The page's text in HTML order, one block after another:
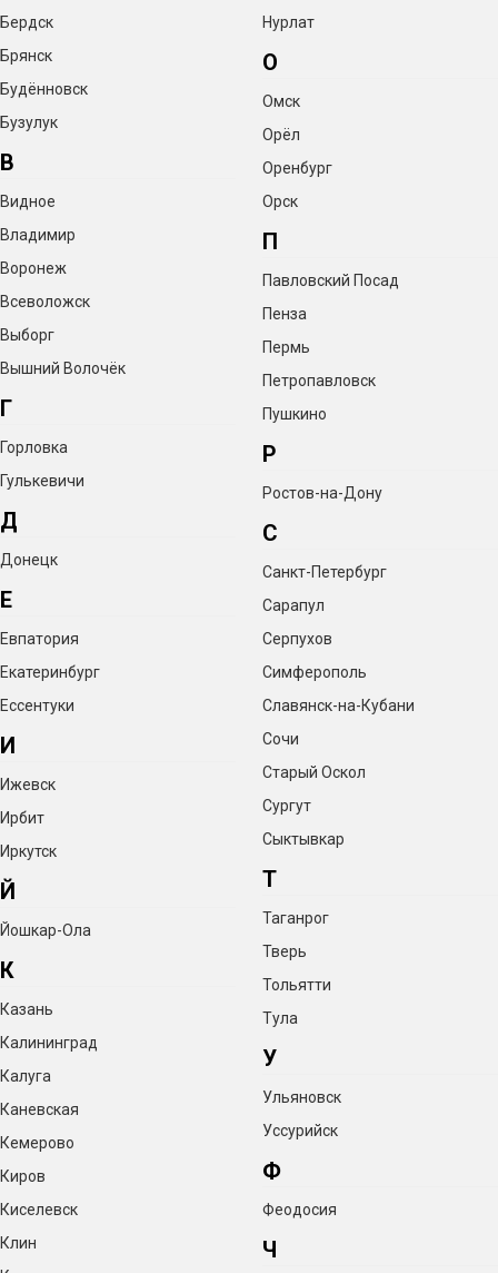
Бердск
Брянск
Будённовск
Бузулук
В
Видное
Владимир
Воронеж
Всеволожск
Выборг
Вышний Волочёк
Г
Горловка
Гулькевичи
Д
Донецк
Е
Евпатория
Екатеринбург
Ессентуки
И
Ижевск
Ирбит
Иркутск
Й
Йошкар-Ола
К
Казань
Калининград
Калуга
Каневская
Кемерово
Киров
Киселевск
Клин
Нурлат
О
Омск
Орёл
Оренбург
Орск
П
Павловский Посад
Пенза
Пермь
Петропавловск
Пушкино
Р
Ростов-на-Дону
С
Санкт-Петербург
Сарапул
Серпухов
Симферополь
Славянск-на-Кубани
Сочи
Старый Оскол
Сургут
Сыктывкар
Т
Таганрог
Тверь
Тольятти
Тула
У
Ульяновск
Уссурийск
Ф
Феодосия
Ч